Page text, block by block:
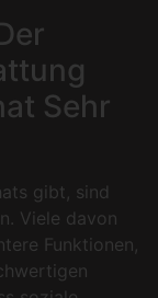
Sehr
gibt, sind
Viele davon
Funktionen,